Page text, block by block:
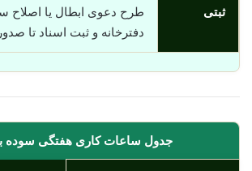
ثبتی
طرح دعوی ابطال یا اصلاح
دفترخانه و ثبت اسناد تا
جدول ساعات کاری هفتگی سوده